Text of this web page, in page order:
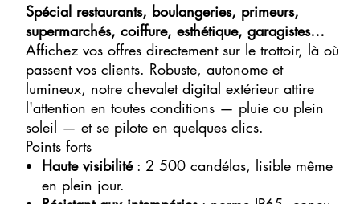
Spécial restaurants, boulangeries, primeurs,
supermarchés, coiffure, esthétique, garagistes…
Affichez vos offres directement sur le trottoir, là où
passent vos clients. Robuste, autonome et
lumineux, notre chevalet digital extérieur attire
l'attention en toutes conditions — pluie ou plein
soleil — et se pilote en quelques clics.
Points forts
Haute visibilité: 2 500 candélas, lisible même
en plein jour.